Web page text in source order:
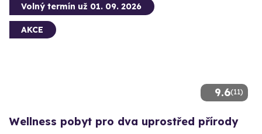
9.6(11)
Volný termín už 01. 09. 2026
AKCE
Wellness pobyt pro dva uprostřed přírody